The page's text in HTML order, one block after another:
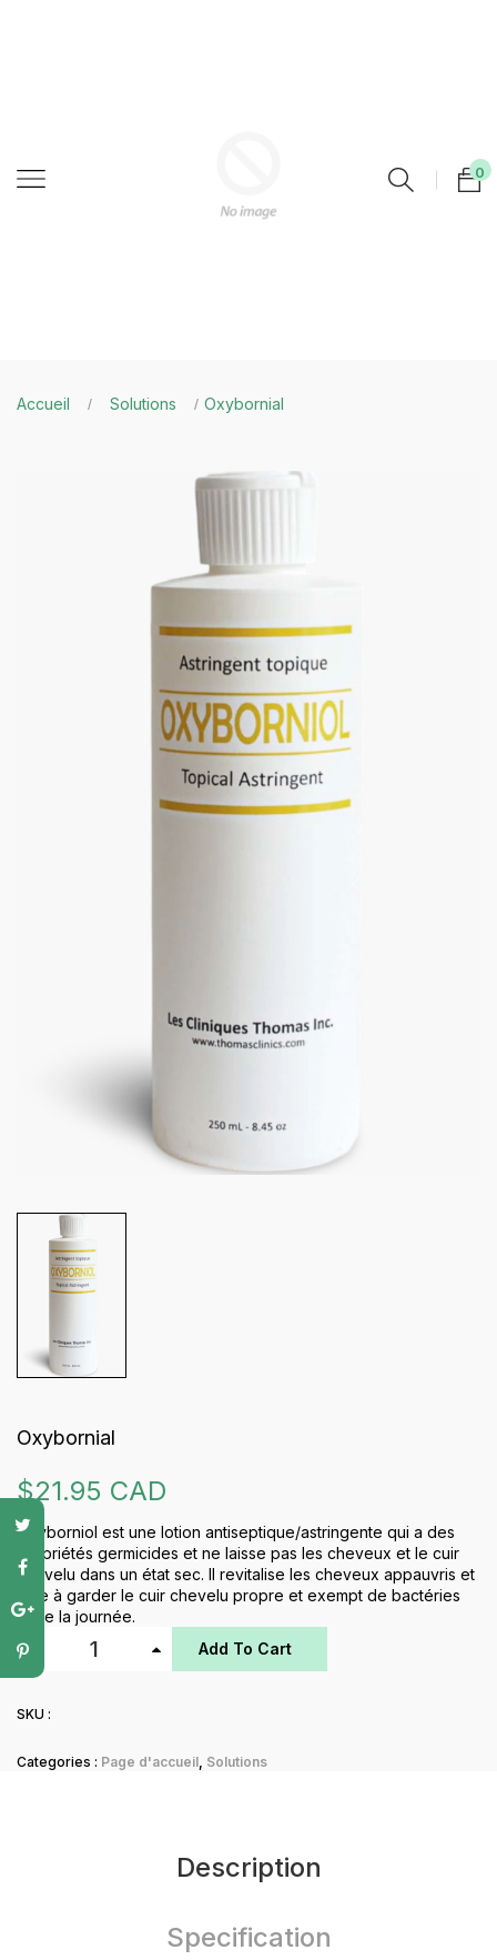
0
Accueil Solutions Oxybornial
Oxybornial
$21.95 CAD
Oxyborniol est une lotion antiseptique/astringente qui a des
propriétés germicides et ne laisse pas les cheveux et le cuir
chevelu dans un état sec. Il revitalise les cheveux appauvris et
aide à garder le cuir chevelu propre et exempt de bactéries
toute la journée.
Add To Cart
SKU :
Categories : Page d'accueil Solutions
Description
Specification